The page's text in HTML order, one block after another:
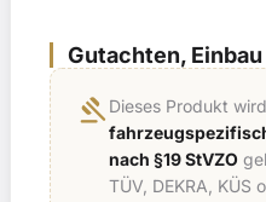
Gutachten,
gavel Dieses Produkt
nach §19 StVZO
TÜV, DEKRA, KÜS